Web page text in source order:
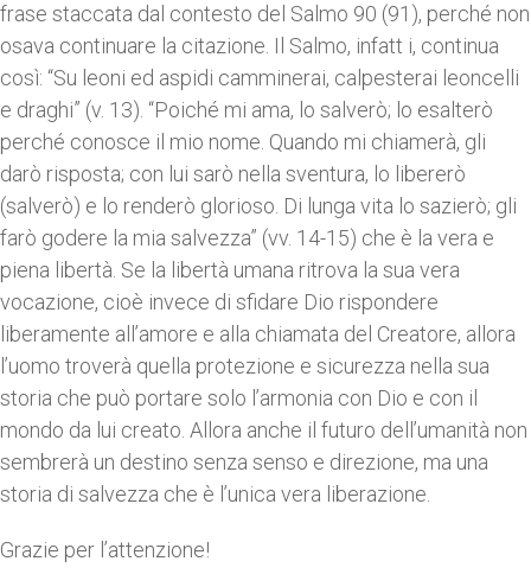
frase staccata dal contesto del Salmo 90 (91), perché non
osava continuare la citazione. Il Salmo, infatt i, continua
così: “Su leoni ed aspidi camminerai, calpesterai leoncelli
e draghi” (v. 13). “Poiché mi ama, lo salverò; lo esalterò
perché conosce il mio nome. Quando mi chiamerà, gli
darò risposta; con lui sarò nella sventura, lo libererò
(salverò) e lo renderò glorioso. Di lunga vita lo sazierò; gli
farò godere la mia salvezza” (vv. 14-15) che è la vera e
piena libertà. Se la libertà umana ritrova la sua vera
vocazione, cioè invece di sfidare Dio rispondere
liberamente all’amore e alla chiamata del Creatore, allora
l’uomo troverà quella protezione e sicurezza nella sua
storia che può portare solo l’armonia con Dio e con il
mondo da lui creato. Allora anche il futuro dell’umanità non
sembrerà un destino senza senso e direzione, ma una
storia di salvezza che è l’unica vera liberazione.
Grazie per l’attenzione!